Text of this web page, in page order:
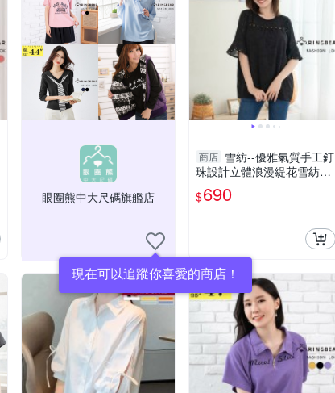
眼圈熊中大尺碼旗艦店
現在可以追蹤你喜愛的商店！
商店 雪紡--優雅氣質手工釘
珠設計立體浪漫緹花雪紡短
袖上衣(黑2L-3L)-U811眼圈
熊中大尺碼
$690